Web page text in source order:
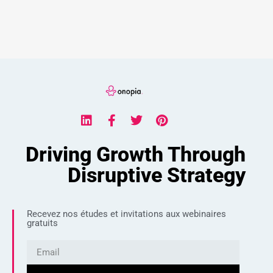
Driving Growth Through
Disruptive Strategy
Recevez nos études et invitations aux webinaires
gratuits